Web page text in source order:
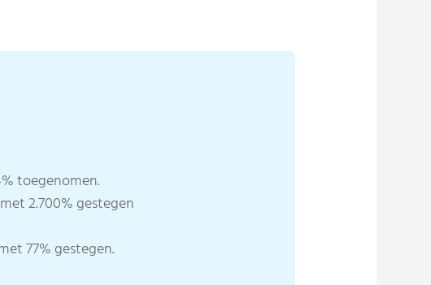
toegenomen.
2.700% gestegen
77% gestegen.